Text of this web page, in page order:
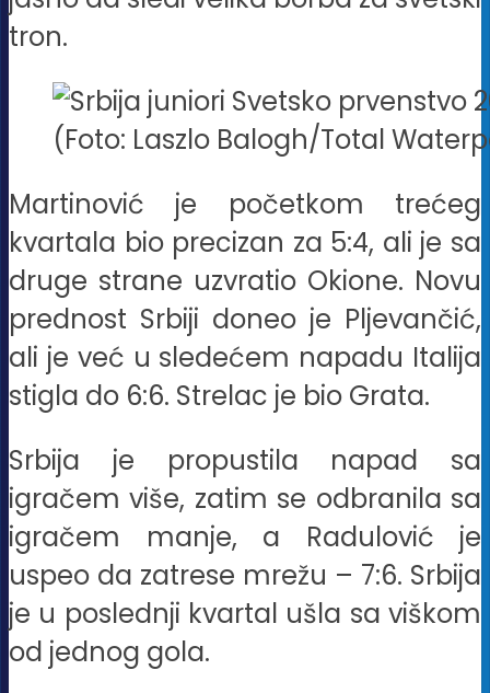
tron.
(Foto: Laszlo Balogh/Total
Martinović je početkom trećeg
kvartala bio precizan za 5:4, ali je sa
druge strane uzvratio Okione. Novu
prednost Srbiji doneo je Pljevančić,
ali je već u sledećem napadu Italija
stigla do 6:6. Strelac je bio Grata.
Srbija je propustila napad sa
igračem više, zatim se odbranila sa
igračem manje, a Radulović je
uspeo da zatrese mrežu – 7:6. Srbija
je u poslednji kvartal ušla sa viškom
od jednog gola.